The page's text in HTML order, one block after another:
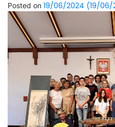
Konkurs
Posted on 19/06/2024 (19/06/